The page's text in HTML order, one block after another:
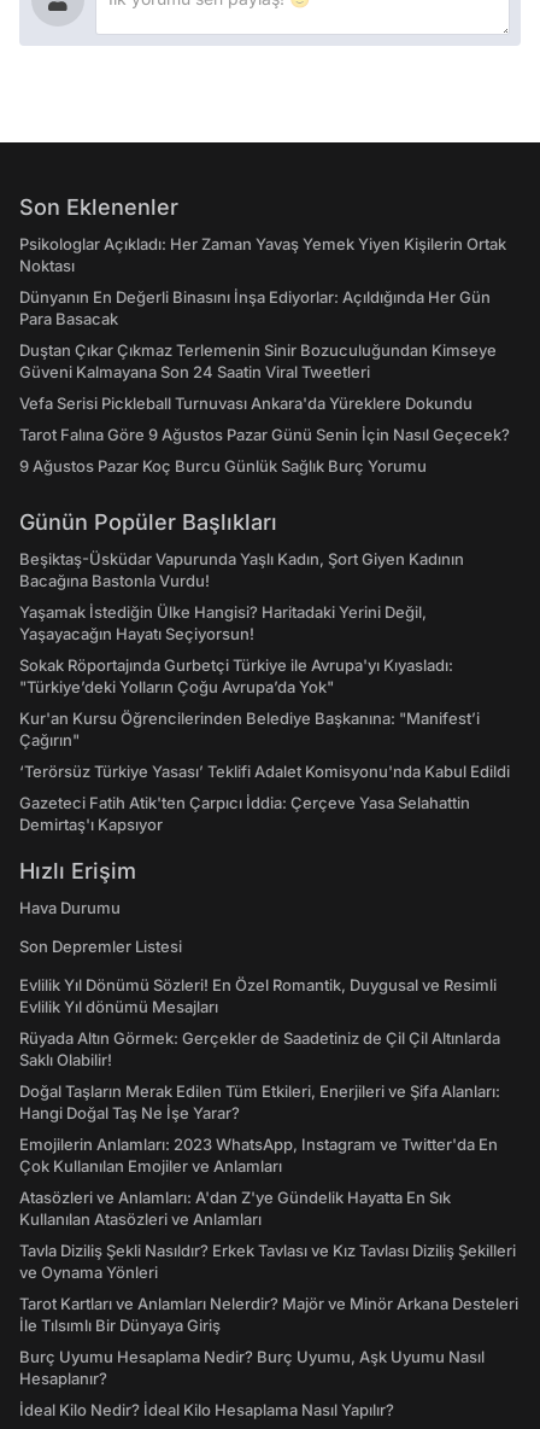
Son Eklenenler
Psikologlar Açıkladı: Her Zaman Yavaş Yemek Yiyen Kişilerin Ortak
Noktası
Dünyanın En Değerli Binasını İnşa Ediyorlar: Açıldığında Her Gün
Para Basacak
Duştan Çıkar Çıkmaz Terlemenin Sinir Bozuculuğundan Kimseye
Güveni Kalmayana Son 24 Saatin Viral Tweetleri
Vefa Serisi Pickleball Turnuvası Ankara'da Yüreklere Dokundu
Tarot Falına Göre 9 Ağustos Pazar Günü Senin İçin Nasıl Geçecek?
9 Ağustos Pazar Koç Burcu Günlük Sağlık Burç Yorumu
Günün Popüler Başlıkları
Beşiktaş-Üsküdar Vapurunda Yaşlı Kadın, Şort Giyen Kadının
Bacağına Bastonla Vurdu!
Yaşamak İstediğin Ülke Hangisi? Haritadaki Yerini Değil,
Yaşayacağın Hayatı Seçiyorsun!
Sokak Röportajında Gurbetçi Türkiye ile Avrupa'yı Kıyasladı:
"Türkiye’deki Yolların Çoğu Avrupa’da Yok"
Kur'an Kursu Öğrencilerinden Belediye Başkanına: "Manifest’i
Çağırın"
‘Terörsüz Türkiye Yasası’ Teklifi Adalet Komisyonu'nda Kabul Edildi
Gazeteci Fatih Atik'ten Çarpıcı İddia: Çerçeve Yasa Selahattin
Demirtaş'ı Kapsıyor
Hızlı Erişim
Hava Durumu
Son Depremler Listesi
Evlilik Yıl Dönümü Sözleri! En Özel Romantik, Duygusal ve Resimli
Evlilik Yıl dönümü Mesajları
Rüyada Altın Görmek: Gerçekler de Saadetiniz de Çil Çil Altınlarda
Saklı Olabilir!
Doğal Taşların Merak Edilen Tüm Etkileri, Enerjileri ve Şifa Alanları:
Hangi Doğal Taş Ne İşe Yarar?
Emojilerin Anlamları: 2023 WhatsApp, Instagram ve Twitter'da En
Çok Kullanılan Emojiler ve Anlamları
Atasözleri ve Anlamları: A'dan Z'ye Gündelik Hayatta En Sık
Kullanılan Atasözleri ve Anlamları
Tavla Diziliş Şekli Nasıldır? Erkek Tavlası ve Kız Tavlası Diziliş Şekilleri
ve Oynama Yönleri
Tarot Kartları ve Anlamları Nelerdir? Majör ve Minör Arkana Desteleri
İle Tılsımlı Bir Dünyaya Giriş
Burç Uyumu Hesaplama Nedir? Burç Uyumu, Aşk Uyumu Nasıl
Hesaplanır?
İdeal Kilo Nedir? İdeal Kilo Hesaplama Nasıl Yapılır?